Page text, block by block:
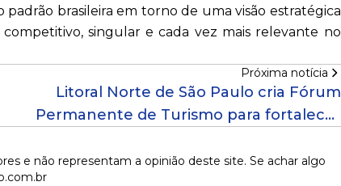
brasileira em torno de uma visão estratégica
singular e cada vez mais relevante no
Próxima notícia
Litoral Norte de São Paulo cria Fórum
Permanente de Turismo para fortalecer
e não representam a opinião deste site. Se achar algo